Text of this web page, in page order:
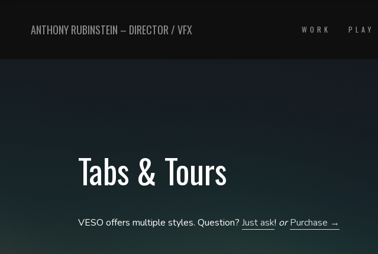
ANTHONY RUBINSTEIN – DIRECTOR / VFX WORK PLAY
Tabs & Tours
VESO offers multiple styles. Question?Just ask! or Purchase →